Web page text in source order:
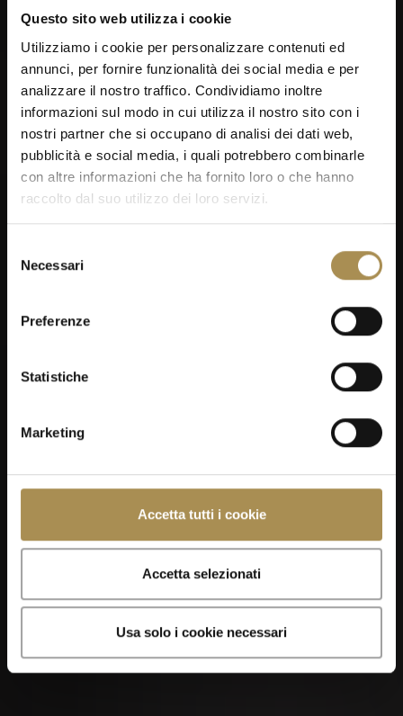
Questo sito web utilizza i cookie
Utilizziamo i cookie per personalizzare contenuti ed
annunci, per fornire funzionalità dei social media e per
analizzare il nostro traffico. Condividiamo inoltre
informazioni sul modo in cui utilizza il nostro sito con i
nostri partner che si occupano di analisi dei dati web,
pubblicità e social media, i quali potrebbero combinarle
con altre informazioni che ha fornito loro o che hanno
raccolto dal suo utilizzo dei loro servizi.
delNecessari
Preferenze
Statistiche
Marketing
Accetta tutti i cookie
Accetta selezionati
Usa solo i cookie necessari